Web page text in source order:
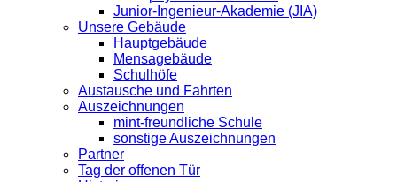
Junior-Ingenieur-Akademie (JIA)
Unsere Gebäude
Hauptgebäude
Mensagebäude
Schulhöfe
Austausche und Fahrten
Auszeichnungen
mint-freundliche Schule
sonstige Auszeichnungen
Partner
Tag der offenen Tür